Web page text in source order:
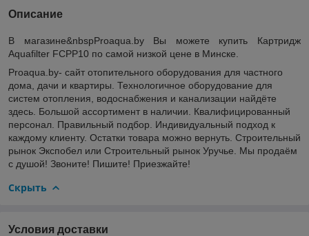
Описание
В магазине&nbspProaqua.by
Вы можете купить Картридж
Aquafilter FCPP10 по самой низкой цене в Минске.
Proaqua.by- сайт отопительного оборудования для частного
дома, дачи и квартиры. Технологичное оборудование для
систем отопления, водоснабжения и канализации найдёте
здесь. Большой ассортимент в наличии. Квалифицированный
персонал. Правильный подбор. Индивидуальный подход к
каждому клиенту. Остатки товара можно вернуть. Строительный
рынок Экспобел или Строительный рынок Уручье. Мы продаём
с душой! Звоните! Пишите! Приезжайте!
Скрыть
Условия доставки